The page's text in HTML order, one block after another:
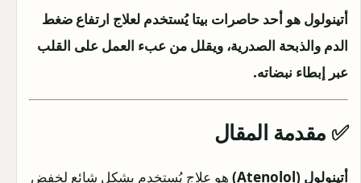
أتينولول هو أحد حاصرات بيتا يُستخدم لعلاج ارتفاع ضغط
الدم والذبحة الصدرية، ويقلل من عبء العمل على القلب
عبر إبطاء نبضاته.
✅ مقدمة المقال
أتينولول (Atenolol)
هو علاج يُستخدم بشكل شائع لخفض